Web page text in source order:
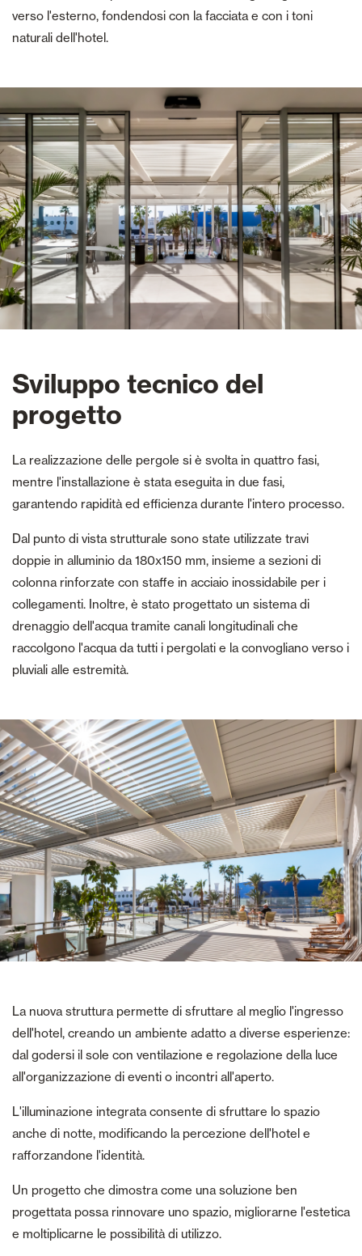
verso l'esterno, fondendosi con la facciata e con i toni
naturali dell'hotel.
Sviluppo tecnico del
progetto
La realizzazione delle pergole si è svolta in quattro fasi,
mentre l'installazione è stata eseguita in due fasi,
garantendo rapidità ed efficienza durante l'intero processo.
Dal punto di vista strutturale sono state utilizzate travi
doppie in alluminio da 180x150 mm, insieme a sezioni di
colonna rinforzate con staffe in acciaio inossidabile per i
collegamenti. Inoltre, è stato progettato un sistema di
drenaggio dell'acqua tramite canali longitudinali che
raccolgono l'acqua da tutti i pergolati e la convogliano verso i
pluviali alle estremità.
La nuova struttura permette di sfruttare al meglio l'ingresso
dell'hotel, creando un ambiente adatto a diverse esperienze:
dal godersi il sole con ventilazione e regolazione della luce
all'organizzazione di eventi o incontri all'aperto.
L'illuminazione integrata consente di sfruttare lo spazio
anche di notte, modificando la percezione dell'hotel e
rafforzandone l'identità.
Un progetto che dimostra come una soluzione ben
progettata possa rinnovare uno spazio, migliorarne l'estetica
e moltiplicarne le possibilità di utilizzo.